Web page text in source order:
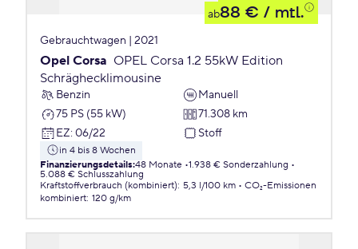
ab88 € / mtl.
Gebrauchtwagen | 2021
Opel Corsa OPEL Corsa 1.2 55kW Edition
Schräghecklimousine
Benzin
Manuell
75 PS (55 kW)
71.308 km
EZ: 06/22 Stoff
in 4 bis 8 Wochen
Finanzierungsdetails:48 Monate 1.938 € Sonderzahlung
5.088 € Schlusszahlung
Kraftstoffverbrauch (kombiniert): 5,3 l/100 km
CO₂-Emissionen
kombiniert: 120 g/km